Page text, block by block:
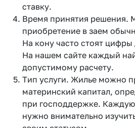
ставку.
Время принятия решения.
приобретение в заем
На кону часто стоят
На нашем сайте каждый
допустимому расчету.
Тип услуги. Жилье можно
материнский капитал,
при господдержке.
нужно внимательно